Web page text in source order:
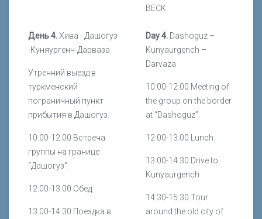
BECK
День 4.Хива - Дашогуз
-Куняургенч-Дарваза
Утренний выезд в
туркменский
пограничный пункт
прибытия в Дашогуз.
10:00-12:00 Встреча
группы на границе
“Дашогуз”.
12:00-13:00 Обед.
13:00-14:30 Поездка в
Day 4. Dashoguz –
Kunyaurgench –
Darvaza
10:00-12:00 Meeting of
the group on the border
at “Dashoguz”.
12:00-13:00 Lunch.
13:00-14:30 Drive to
Kunyaurgench
14:30-15:30 Tour
around the old city of